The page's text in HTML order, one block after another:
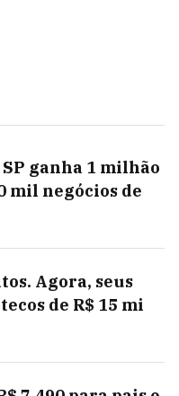
ganha 1 milhão
mil negócios de
Agora, seus
de R$ 15 mi